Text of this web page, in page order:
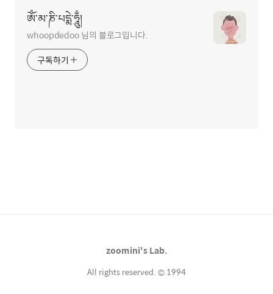
ཨོཾ་མ་ཎི་པདྨེ་ཧཱུྃ།
whoopdedoo 님의 블로그입니다.
구독하기
zoomini's Lab.
All rights reserved. © 1994